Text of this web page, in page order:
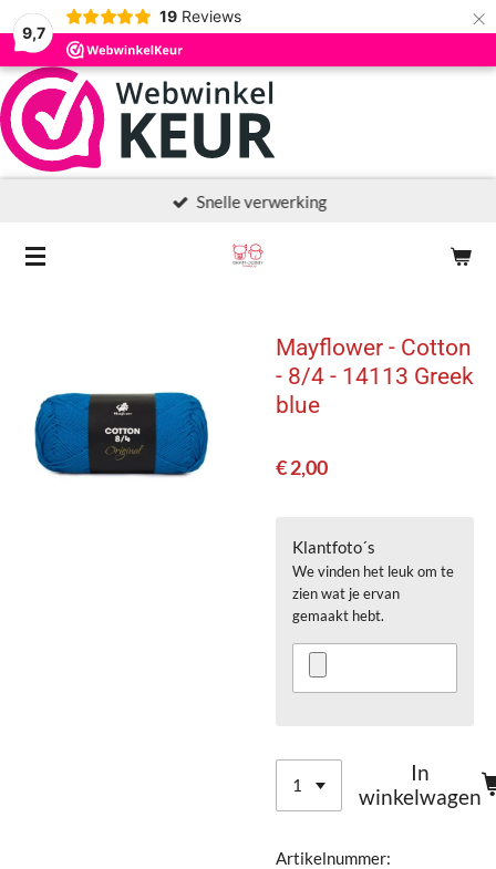
9,7
19 Reviews ×
Snelle verwerking
Mayflower - Cotton
- 8/4 - 14113 Greek
blue
€ 2,00
Klantfoto´s
We vinden het leuk om te
zien wat je ervan
gemaakt hebt.
In
winkelwagen
Artikelnummer: